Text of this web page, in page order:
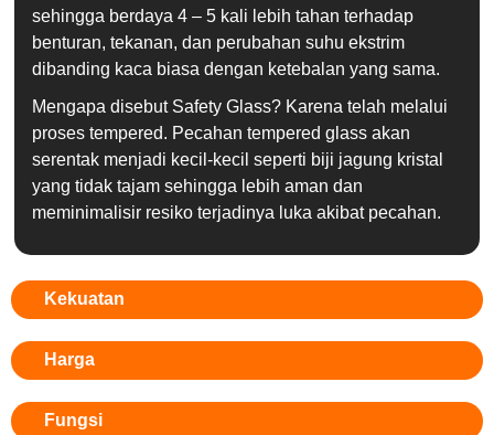
sehingga berdaya 4 – 5 kali lebih tahan terhadap
benturan, tekanan, dan perubahan suhu ekstrim
dibanding kaca biasa dengan ketebalan yang sama.
Mengapa disebut Safety Glass? Karena telah melalui
proses tempered. Pecahan tempered glass akan
serentak menjadi kecil-kecil seperti biji jagung kristal
yang tidak tajam sehingga lebih aman dan
meminimalisir resiko terjadinya luka akibat pecahan.
Kekuatan
Harga
Fungsi